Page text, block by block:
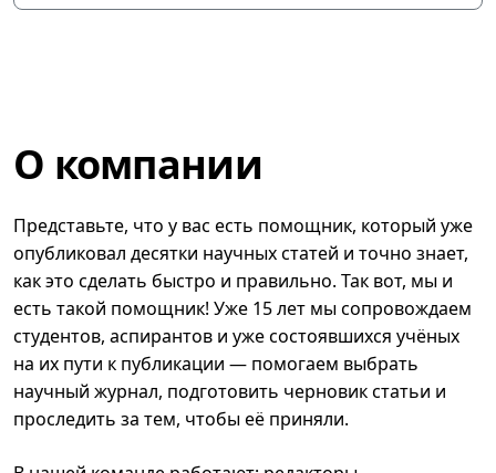
О компании
Представьте, что у вас есть помощник, который уже
опубликовал десятки научных статей и точно знает,
как это сделать быстро и правильно. Так вот, мы и
есть такой помощник! Уже 15 лет мы сопровождаем
студентов, аспирантов и уже состоявшихся учёных
на их пути к публикации — помогаем выбрать
научный журнал, подготовить черновик статьи и
проследить за тем, чтобы её приняли.